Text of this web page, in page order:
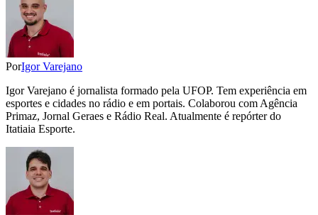
PorIgor Varejano
Igor Varejano é jornalista formado pela UFOP. Tem experiência em
esportes e cidades no rádio e em portais. Colaborou com Agência
Primaz, Jornal Geraes e Rádio Real. Atualmente é repórter do
Itatiaia Esporte.